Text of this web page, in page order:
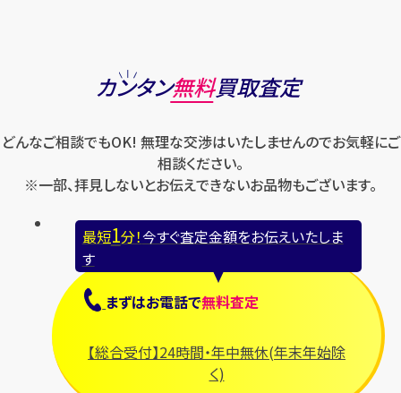
スウォッチ
ゼニス
セリーヌ
ハリー・ウィンストン
フェラガモ
フェンディ
ブライトリング
プラダ
フランク ミュラー
ロエベ
ロンジン
カンタン無料買取査定
どんなご相談でもOK! 無理な交渉はいたしませんのでお気軽にご
相談ください。
※一部、拝見しないとお伝えできないお品物もございます。
最短1分！今すぐ査定金額をお伝えいたしま
す
まずはお電話で無料査定
【総合受付】24時間・年中無休(年末年始除
く)